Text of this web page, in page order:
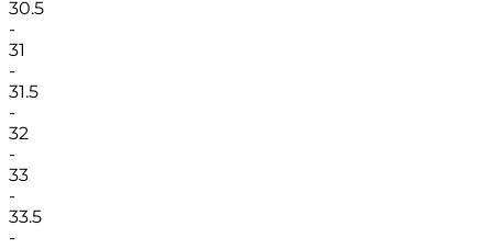
30.5
-
31
-
31.5
-
32
-
33
-
33.5
-